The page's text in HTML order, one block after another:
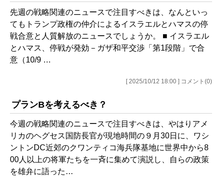
先週の戦略関連のニュースで注目すべきは、なんといっ
てもトランプ政権の仲介によるイスラエルとハマスの停
戦合意と人質解放のニュースでしょうか。 ■ イスラエル
とハマス、停戦が発効－ガザ和平交渉「第1段階」で合
意（10/9 …
[ 2025/10/12 18:00 ] コメント(0)
プランBを考えるべき？
今週の戦略関連のニュースで注目すべきは、やはりアメ
リカのヘグセス国防長官が現地時間の９月30日に、ワシ
ントンDC近郊のクワンティコ海兵隊基地に世界中から8
00人以上の将軍たちを一斉に集めて演説し、自らの政策
を雄弁に語った…